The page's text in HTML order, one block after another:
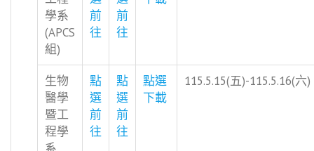
學系
(APCS
組)
前
往
前
往
生物
醫學
暨工
程學
點
選
前
往
點
選
前
往
點選
下載
115.5.15(五)-115.5.16(六)